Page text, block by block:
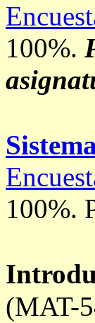
100%.
100%.
(MAT-